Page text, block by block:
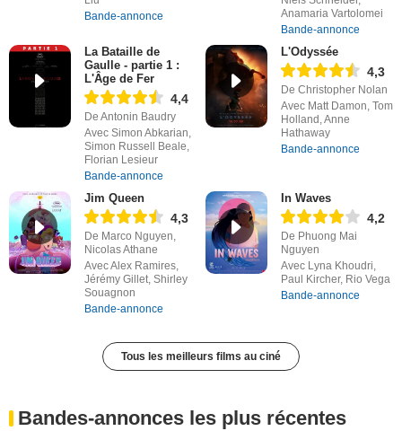
Bande-annonce
Anamaria Vartolomei
Bande-annonce
La Bataille de
Gaulle - partie 1 :
L'Âge de Fer
4,4
De Antonin Baudry
Avec Simon Abkarian,
Simon Russell Beale,
Florian Lesieur
Bande-annonce
L'Odyssée
4,3
De Christopher Nolan
Avec Matt Damon, Tom
Holland, Anne
Hathaway
Bande-annonce
Jim Queen
4,3
De Marco Nguyen,
Nicolas Athane
Avec Alex Ramires,
Jérémy Gillet, Shirley
Souagnon
Bande-annonce
In Waves
4,2
De Phuong Mai
Nguyen
Avec Lyna Khoudri,
Paul Kircher, Rio Vega
Bande-annonce
Tous les meilleurs films au ciné
Bandes-annonces les plus récentes